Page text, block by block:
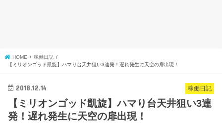
HOME
稼働日記
【ミリオンゴッド凱旋】ハマり台天井狙い3連発！遅れ発生に天空の扉出現！
稼働日記
2018.12.14
【ミリオンゴッド凱旋】ハマり台天井狙い3連
発！遅れ発生に天空の扉出現！